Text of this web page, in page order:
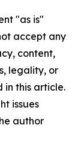
"as is"
accept any
content,
legality, or
in this article.
issues
author